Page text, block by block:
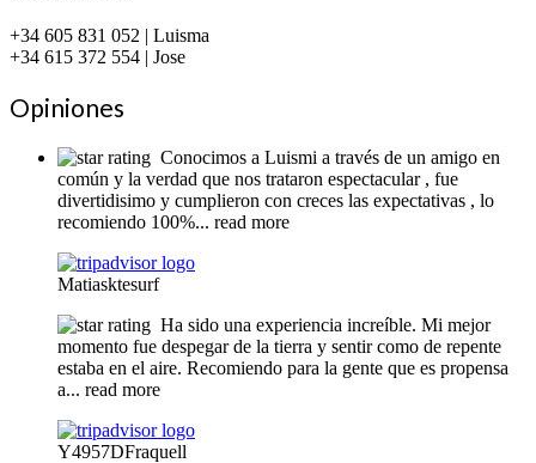
+34 605 831 052 | Luisma
+34 615 372 554 | Jose
Opiniones
Conocimos a Luismi a través de un amigo en
común y la verdad que nos trataron espectacular , fue
divertidisimo y cumplieron con creces las expectativas , lo
recomiendo 100%... read more
Matiasktesurf
Ha sido una experiencia increíble. Mi mejor
momento fue despegar de la tierra y sentir como de repente
estaba en el aire. Recomiendo para la gente que es propensa
a... read more
Y4957DFraquell